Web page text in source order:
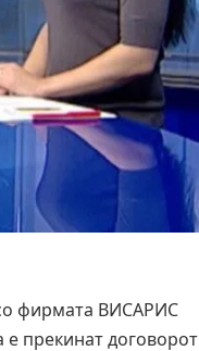
со фирмата ВИСАРИС
прекинат договорот